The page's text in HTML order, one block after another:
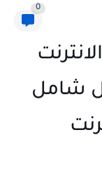
0
2026 دليل شامل